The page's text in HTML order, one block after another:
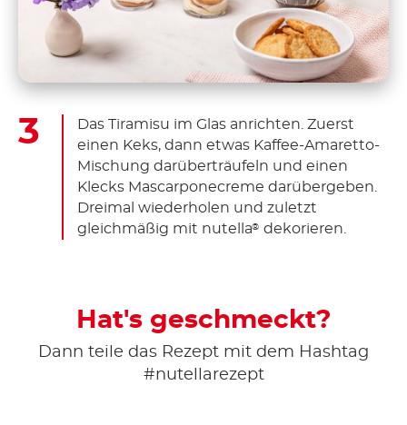
Das Tiramisu im Glas anrichten. Zuerst
einen Keks, dann etwas Kaffee-Amaretto-
Mischung darüberträufeln und einen
Klecks Mascarponecreme darübergeben.
Dreimal wiederholen und zuletzt
gleichmäßig mit nutella® dekorieren.
Hat's geschmeckt?
Dann teile das Rezept mit dem Hashtag
#nutellarezept